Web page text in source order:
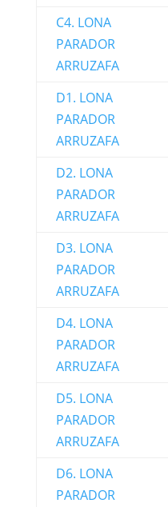
C4. LONA
PARADOR
ARRUZAFA
D1. LONA
PARADOR
ARRUZAFA
D2. LONA
PARADOR
ARRUZAFA
D3. LONA
PARADOR
ARRUZAFA
D4. LONA
PARADOR
ARRUZAFA
D5. LONA
PARADOR
ARRUZAFA
D6. LONA
PARADOR